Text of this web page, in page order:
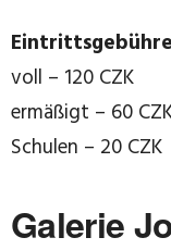
voll – 120 CZK
ermäßigt – 60
Schulen – 20 CZK
Galerie